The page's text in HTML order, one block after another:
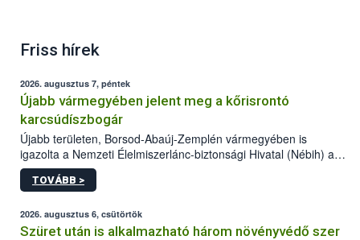
Friss hírek
2026. augusztus 7, péntek
Újabb vármegyében jelent meg a kőrisrontó
karcsúdíszbogár
Újabb területen, Borsod-Abaúj-Zemplén vármegyében is
igazolta a Nemzeti Élelmiszerlánc-biztonsági Hivatal (Nébih) a
kőrisrontó karcsúdíszbogár (Agrilus planipennis) jelenlétét. A
kártevőt nem csak színcsapdában találták meg, de már fertőzött
az intenzív felderítést, emellett az intézkedéseket a szlovák
hatósággal is összehangolják a terjedés megállítása érdekében.
TOVÁBB >
2026. augusztus 6, csütörtök
Szüret után is alkalmazható három növényvédő szer